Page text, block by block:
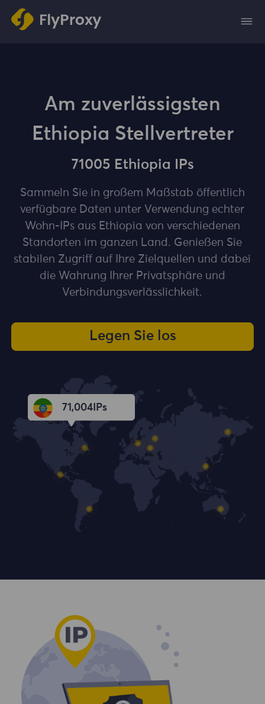
Am zuverlässigsten
Ethiopia Stellvertreter
71005 Ethiopia IPs
Sammeln Sie in großem Maßstab öffentlich
verfügbare Daten unter Verwendung echter
Wohn-IPs aus Ethiopia von verschiedenen
Standorten im ganzen Land. Genießen Sie
stabilen Zugriff auf Ihre Zielquellen und dabei
die Wahrung Ihrer Privatsphäre und
Verbindungsverlässlichkeit.
Legen Sie los
71,005IPs